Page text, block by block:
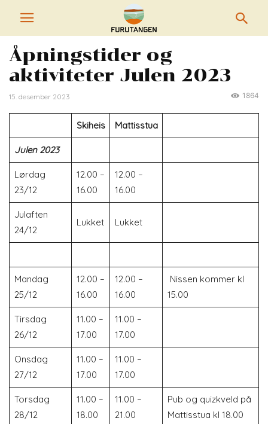
Åpningstider og
aktiviteter Julen 2023
15. desember 2023 1864
Skiheis Mattisstua
Julen 2023
Lørdag
23/12
12.00 –
16.00
12.00 –
16.00
Julaften
24/12
Lukket Lukket
Mandag
25/12
12.00 –
16.00
12.00 –
16.00
Nissen kommer kl
15.00
Tirsdag
26/12
11.00 –
17.00
11.00 –
17.00
Onsdag
27/12
11.00 –
17.00
11.00 –
17.00
Torsdag
28/12
11.00 –
18.00
11.00 –
21.00
Pub og quizkveld på
Mattisstua kl 18.00